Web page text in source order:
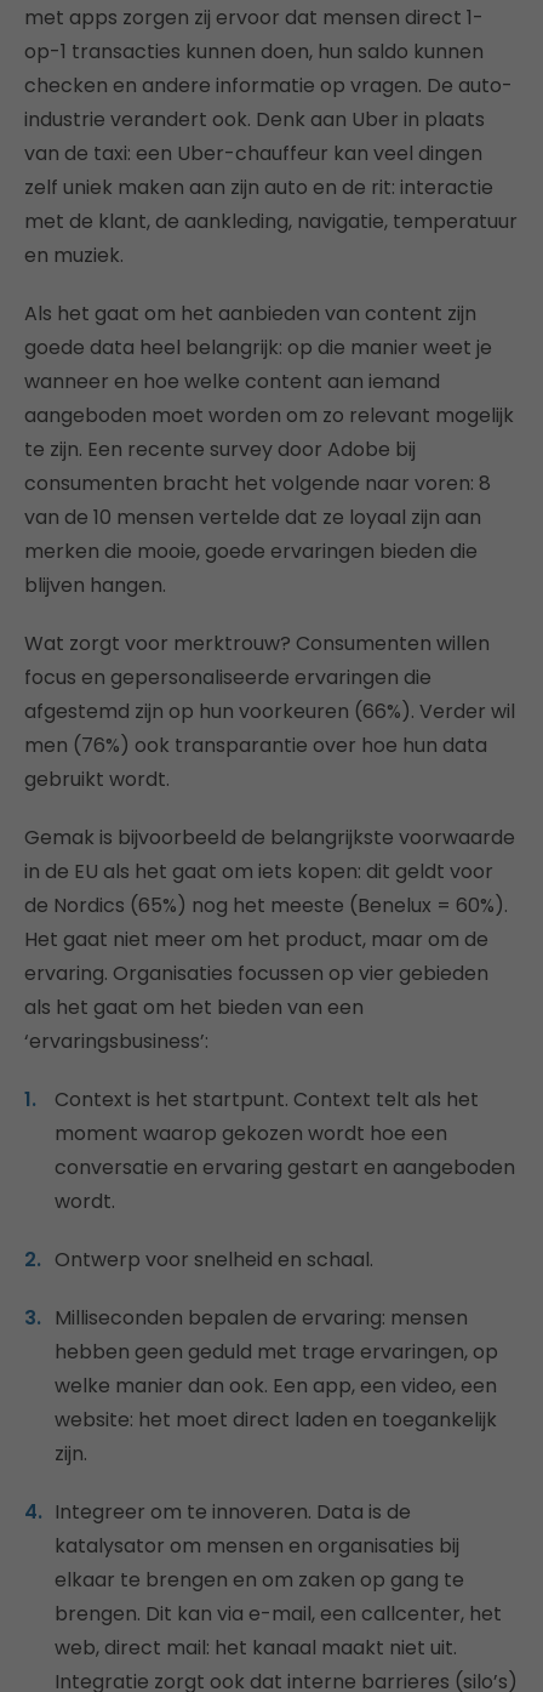
met apps zorgen zij ervoor dat mensen direct 1-
op-1 transacties kunnen doen, hun saldo kunnen
checken en andere informatie op vragen. De auto-
industrie verandert ook. Denk aan Uber in plaats
van de taxi: een Uber-chauffeur kan veel dingen
zelf uniek maken aan zijn auto en de rit: interactie
met de klant, de aankleding, navigatie, temperatuur
en muziek.
Als het gaat om het aanbieden van content zijn
goede data heel belangrijk: op die manier weet je
wanneer en hoe welke content aan iemand
aangeboden moet worden om zo relevant mogelijk
te zijn. Een recente survey door Adobe bij
consumenten bracht het volgende naar voren: 8
van de 10 mensen vertelde dat ze loyaal zijn aan
merken die mooie, goede ervaringen bieden die
blijven hangen.
Wat zorgt voor merktrouw? Consumenten willen
focus en gepersonaliseerde ervaringen die
afgestemd zijn op hun voorkeuren (66%). Verder wil
men (76%) ook transparantie over hoe hun data
gebruikt wordt.
Gemak is bijvoorbeeld de belangrijkste voorwaarde
in de EU als het gaat om iets kopen: dit geldt voor
de Nordics (65%) nog het meeste (Benelux = 60%).
Het gaat niet meer om het product, maar om de
ervaring. Organisaties focussen op vier gebieden
als het gaat om het bieden van een
‘ervaringsbusiness’:
Context is het startpunt. Context telt als het
moment waarop gekozen wordt hoe een
conversatie en ervaring gestart en aangeboden
wordt.
Ontwerp voor snelheid en schaal.
Milliseconden bepalen de ervaring: mensen
hebben geen geduld met trage ervaringen, op
welke manier dan ook. Een app, een video, een
website: het moet direct laden en toegankelijk
zijn.
Integreer om te innoveren. Data is de
katalysator om mensen en organisaties bij
elkaar te brengen en om zaken op gang te
brengen. Dit kan via e-mail, een callcenter, het
web, direct mail: het kanaal maakt niet uit.
Integratie zorgt ook dat interne barrieres (silo’s)